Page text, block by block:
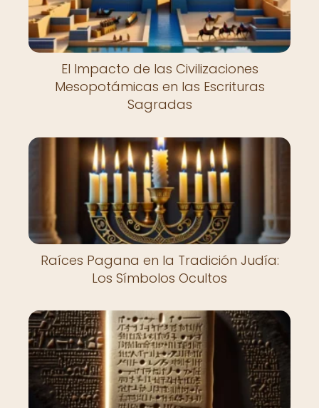
El Impacto de las Civilizaciones
Mesopotámicas en las Escrituras
Sagradas
Raíces Pagana en la Tradición Judía:
Los Símbolos Ocultos